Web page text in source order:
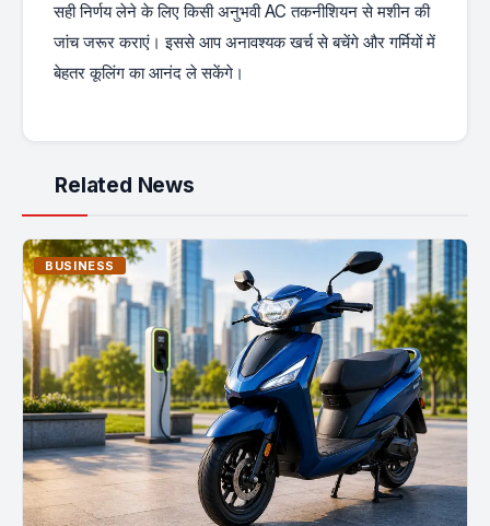
सही निर्णय लेने के लिए किसी अनुभवी AC तकनीशियन से मशीन की
जांच जरूर कराएं। इससे आप अनावश्यक खर्च से बचेंगे और गर्मियों में
बेहतर कूलिंग का आनंद ले सकेंगे।
Related News
BUSINESS